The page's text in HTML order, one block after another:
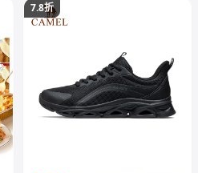
7.8折